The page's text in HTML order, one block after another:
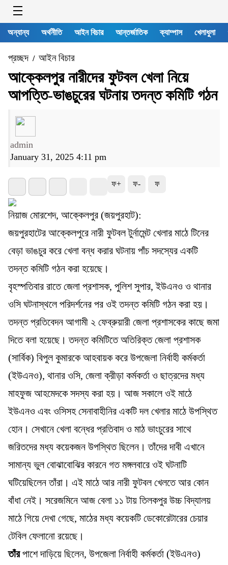
অন্যান্য অর্থনীতি আইন বিচার আন্তর্জাতিক ক্যাম্পাস খেলাধুলা
প্রচ্ছদ/ আইন বিচার
আক্কেলপুর নারীদের ফুটবল খেলা নিয়ে
আপত্তি-ভাঙচুরের ঘটনায় তদন্ত কমিটি গঠন
admin
January 31, 2025 4:11 pm
ফ+ ফ- ফ
নিয়াজ মোরশেদ, আক্কেলপুর (জয়পুরহাট):
জয়পুরহাটের আক্কেলপুরে নারী ফুটবল টুর্নামেন্ট খেলার মাঠে টিনের
বেড়া ভাঙচুর করে খেলা বন্ধ করার ঘটনায় পাঁচ সদস্যের একটি
তদন্ত কমিটি গঠন করা হয়েছে।
বৃহস্পতিবার রাতে জেলা প্রশাসক, পুলিশ সুপার, ইউএনও ও থানার
ওসি ঘটনাস্থলে পরিদর্শনের পর ওই তদন্ত কমিটি গঠন করা হয়।
তদন্ত প্রতিবেদন আগামী ২ ফেব্রুয়ারী জেলা প্রশাসকের কাছে জমা
দিতে বলা হয়েছে। তদন্ত কমিটিতে অতিরিক্ত জেলা প্রশাসক
(সার্বিক) বিপুল কুমারকে আহবায়ক করে উপজেলা নির্বাহী কর্মকর্তা
(ইউএনও), থানার ওসি, জেলা ক্রীড়া কর্মকর্তা ও ছাত্রদের মধ্য
মাহফুজ আহমেদকে সদস্য করা হয়। আজ সকালে ওই মাঠে
ইউএনও এবং ওসিসহ সেনাবাহীনির একটি দল খেলার মাঠে উপস্থিত
হোন। সেখানে খেলা বন্ধের প্রতিবাদ ও মাঠ ভাংচুরের সাথে
জরিতদের মধ্য কয়েকজন উপস্থিত ছিলেন। তাঁদের দাবী এখানে
সামান্য ভুল বোঝাবোঝির কারনে গত মঙ্গলবারে ওই ঘটনাটি
ঘটিয়েছিলেন তাঁরা। এই মাঠে আর নারী ফুটবল খেলতে আর কোন
বাঁধা নেই। সরেজমিনে আজ বেলা ১১ টায় তিলকপুর উচ্চ বিদ্যালয়
মাঠে গিয়ে দেখা গেছে, মাঠের মধ্য কয়েকটি ডেকোরেটারের চেয়ার
টেবিল ফেলানো রয়েছে।
তাঁরপাশে দাড়িয়ে ছিলেন, উপজেলা নির্বাহী কর্মকর্তা (ইউএনও)